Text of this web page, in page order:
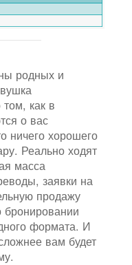
родных и
том, как в
о вас
ничего хорошего
Реально ходят
масса
заявки на
продажу
формата. И
вам будет